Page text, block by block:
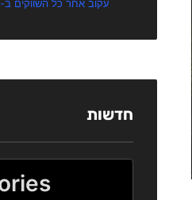
עקוב אחר כל השווקים ב-TradingView
חדשות